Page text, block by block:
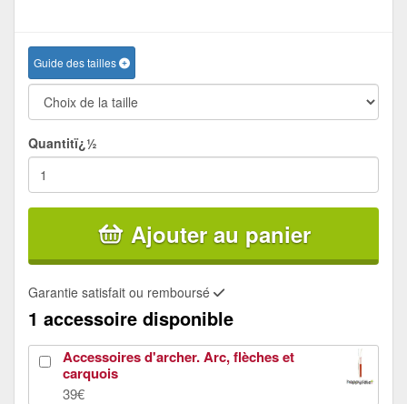
Guide des tailles
Quantitï¿½
Ajouter au panier
Garantie satisfait ou remboursé
1 accessoire disponible
Accessoires d'archer. Arc, flèches et
carquois
39€